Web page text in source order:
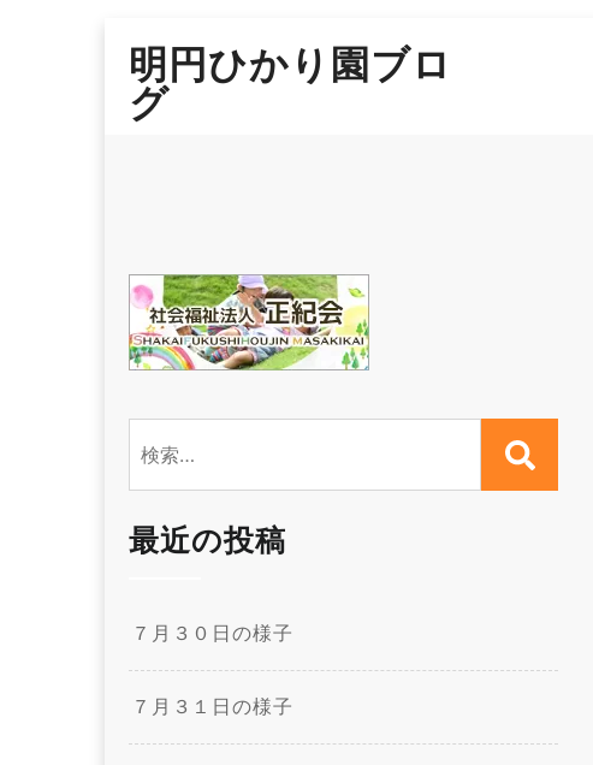
content
明円ひかり園ブロ
グ
索:
最近の投稿
７月３０日の様子
７月３１日の様子